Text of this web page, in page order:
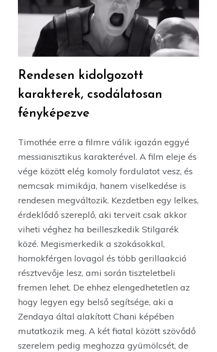
Rendesen kidolgozott
karakterek, csodálatosan
fényképezve
Timothée erre a filmre válik igazán eggyé
messianisztikus karakterével. A film eleje és
vége között elég komoly fordulatot vesz, és
nemcsak mimikája, hanem viselkedése is
rendesen megváltozik. Kezdetben egy lelkes,
érdeklődő szereplő, aki terveit csak akkor
viheti véghez ha beilleszkedik Stilgarék
közé. Megismerkedik a szokásokkal,
homokférgen lovagol és több gerillaakció
résztvevője lesz, ami során tiszteletbeli
fremen lehet. De ehhez elengedhetetlen az
hogy legyen egy belső segítsége, aki a
Zendaya által alakított Chani képében
mutatkozik meg. A két fiatal között szövődő
szerelem pedig meghozza gyümölcsét, de